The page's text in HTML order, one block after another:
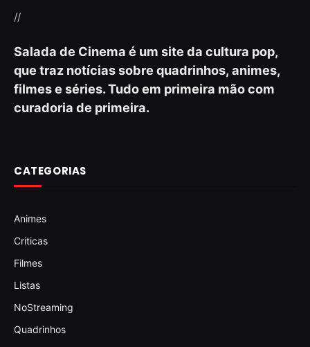
//
Salada de Cinema é um site da cultura pop,
que traz notícias sobre quadrinhos, animes,
filmes e séries. Tudo em primeira mão com
curadoria de primeira.
CATEGORIAS
Animes
Criticas
Filmes
Listas
NoStreaming
Quadrinhos